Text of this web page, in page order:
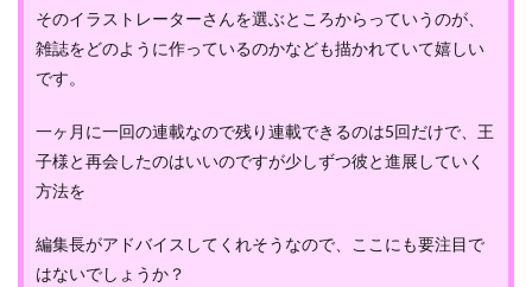
そのイラストレーターさんを選ぶところからっていうのが、
雑誌をどのように作っているのかなども描かれていて嬉しい
です。
一ヶ月に一回の連載なので残り連載できるのは5回だけで、王
子様と再会したのはいいのですが少しずつ彼と進展していく
方法を
編集長がアドバイスしてくれそうなので、ここにも要注目で
はないでしょうか？